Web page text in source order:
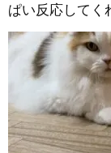
ぱい反応してく